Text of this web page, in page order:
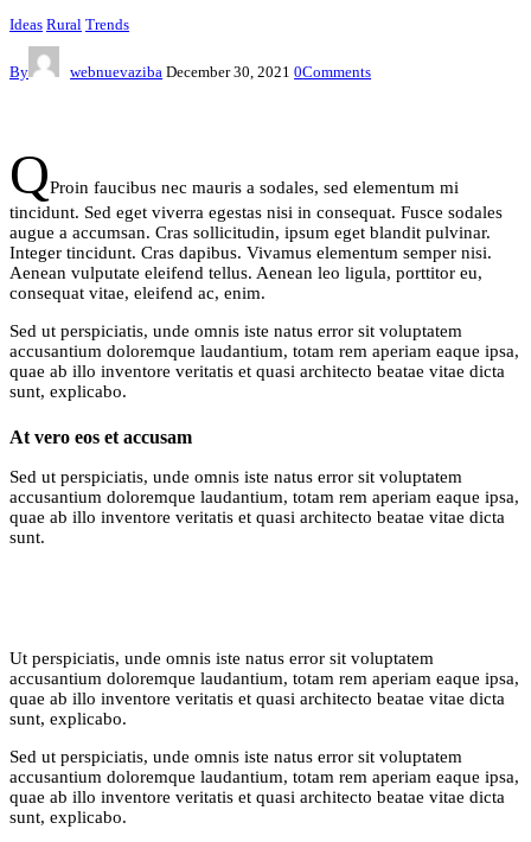
Ideas Rural Trends
By webnuevaziba December 30, 2021 0Comments
QProin faucibus nec mauris a sodales, sed elementum mi
tincidunt. Sed eget viverra egestas nisi in consequat. Fusce sodales
augue a accumsan. Cras sollicitudin, ipsum eget blandit pulvinar.
Integer tincidunt. Cras dapibus. Vivamus elementum semper nisi.
Aenean vulputate eleifend tellus. Aenean leo ligula, porttitor eu,
consequat vitae, eleifend ac, enim.
Sed ut perspiciatis, unde omnis iste natus error sit voluptatem
accusantium doloremque laudantium, totam rem aperiam eaque ipsa,
quae ab illo inventore veritatis et quasi architecto beatae vitae dicta
sunt, explicabo.
At vero eos et accusam
Sed ut perspiciatis, unde omnis iste natus error sit voluptatem
accusantium doloremque laudantium, totam rem aperiam eaque ipsa,
quae ab illo inventore veritatis et quasi architecto beatae vitae dicta
sunt.
Ut perspiciatis, unde omnis iste natus error sit voluptatem
accusantium doloremque laudantium, totam rem aperiam eaque ipsa,
quae ab illo inventore veritatis et quasi architecto beatae vitae dicta
sunt, explicabo.
Sed ut perspiciatis, unde omnis iste natus error sit voluptatem
accusantium doloremque laudantium, totam rem aperiam eaque ipsa,
quae ab illo inventore veritatis et quasi architecto beatae vitae dicta
sunt, explicabo.